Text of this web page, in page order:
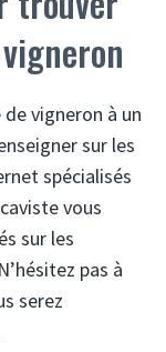
vigneron à un
sur les
spécialisés
vous
sur les
pas à
serez